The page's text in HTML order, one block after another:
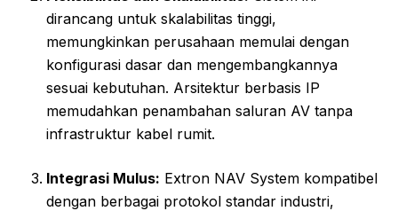
dirancang untuk skalabilitas tinggi,
memungkinkan perusahaan memulai dengan
konfigurasi dasar dan mengembangkannya
sesuai kebutuhan. Arsitektur berbasis IP
memudahkan penambahan saluran AV tanpa
infrastruktur kabel rumit.
Integrasi Mulus: Extron NAV System kompatibel
dengan berbagai protokol standar industri,